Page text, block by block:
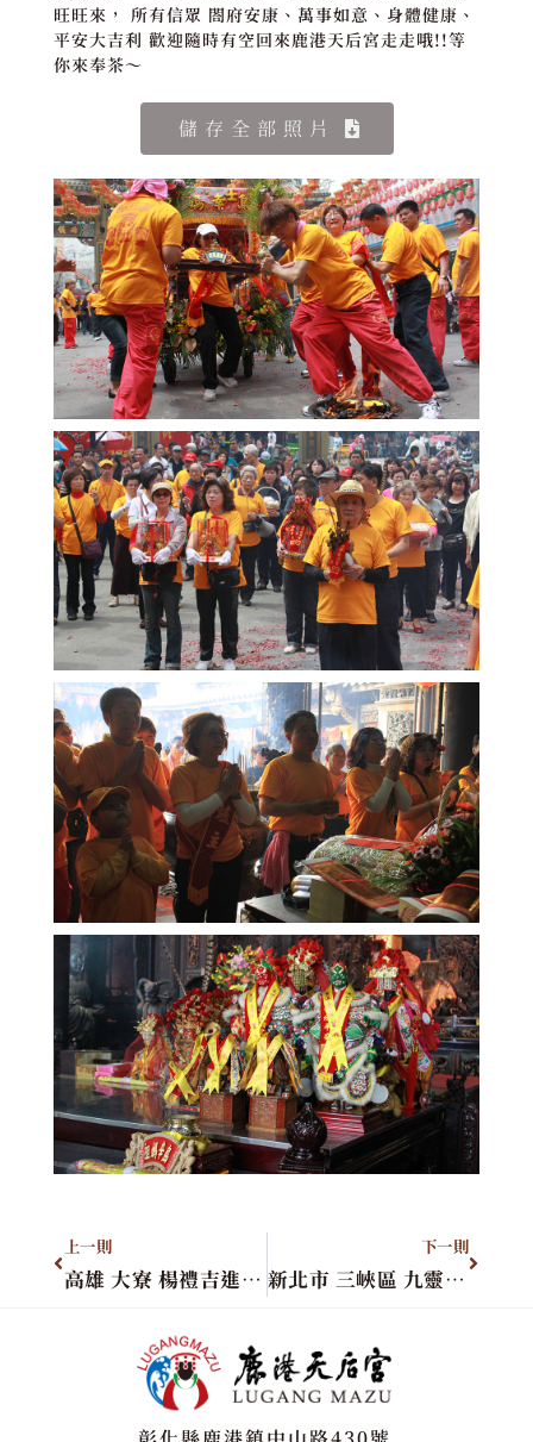
旺旺來， 所有信眾 閤府安康、萬事如意、身體健康、
平安大吉利 歡迎隨時有空回來鹿港天后宮走走哦!!等
你來奉茶～
儲存全部照片
上一則
高雄 大寮 楊禮吉進香團
下一則
新北市 三峽區 九靈天宮